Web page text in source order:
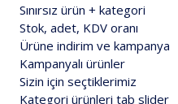
Sınırsız ürün + kategori
Stok, adet, KDV oranı
Ürüne indirim ve kampanya
Kampanyalı ürünler
Sizin için seçtiklerimiz
Kategori ürünleri tab slider